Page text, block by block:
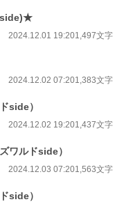
side)★
2024.12.01 19:201,497文字
2024.12.02 07:201,383文字
side）
2024.12.02 19:201,437文字
ワルドside）
2024.12.03 07:201,563文字
side）